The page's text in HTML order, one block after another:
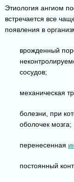
Этиология ангиом
встречается все
появления в
врожденный
сосудов;
механическая
болезни, при
оболочек мозга;
перенесенная
постоянный